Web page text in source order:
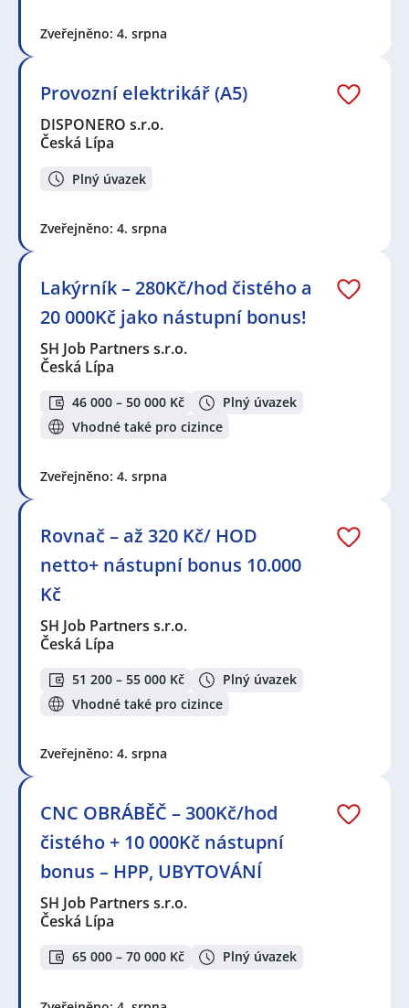
Zveřejněno: 4. srpna
Provozní elektrikář (A5)
DISPONERO s.r.o.
Česká Lípa
Plný úvazek
Zveřejněno: 4. srpna
Lakýrník – 280Kč/hod čistého a
20 000Kč jako nástupní bonus!
SH Job Partners s.r.o.
Česká Lípa
46 000 – 50 000 Kč
Plný úvazek
Vhodné také pro cizince
Zveřejněno: 4. srpna
Rovnač – až 320 Kč/ HOD
netto+ nástupní bonus 10.000
Kč
SH Job Partners s.r.o.
Česká Lípa
51 200 – 55 000 Kč
Plný úvazek
Vhodné také pro cizince
Zveřejněno: 4. srpna
CNC OBRÁBĚČ – 300Kč/hod
čistého + 10 000Kč nástupní
bonus – HPP, UBYTOVÁNÍ
SH Job Partners s.r.o.
Česká Lípa
65 000 – 70 000 Kč Plný úvazek